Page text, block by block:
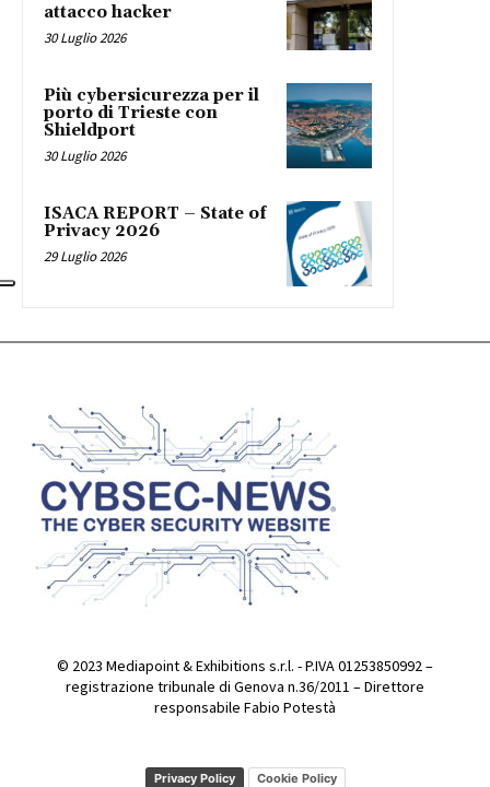
attacco hacker
30 Luglio 2026
Più cybersicurezza per il
porto di Trieste con
Shieldport
30 Luglio 2026
ISACA REPORT – State of
Privacy 2026
29 Luglio 2026
© 2023 Mediapoint & Exhibitions s.r.l. - P.IVA 01253850992 –
registrazione tribunale di Genova n.36/2011 – Direttore
responsabile Fabio Potestà
Privacy Policy Cookie Policy